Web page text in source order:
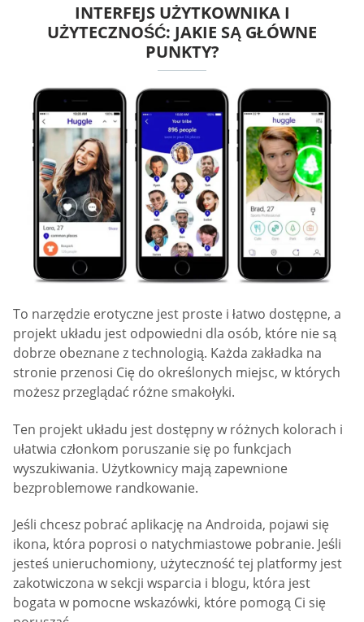
INTERFEJS UŻYTKOWNIKA I
UŻYTECZNOŚĆ: JAKIE SĄ GŁÓWNE
PUNKTY?
To narzędzie erotyczne jest proste i łatwo dostępne, a
projekt układu jest odpowiedni dla osób, które nie są
dobrze obeznane z technologią. Każda zakładka na
stronie przenosi Cię do określonych miejsc, w których
możesz przeglądać różne smakołyki.
Ten projekt układu jest dostępny w różnych kolorach i
ułatwia członkom poruszanie się po funkcjach
wyszukiwania. Użytkownicy mają zapewnione
bezproblemowe randkowanie.
Jeśli chcesz pobrać aplikację na Androida, pojawi się
ikona, która poprosi o natychmiastowe pobranie. Jeśli
jesteś unieruchomiony, użyteczność tej platformy jest
zakotwiczona w sekcji wsparcia i blogu, która jest
bogata w pomocne wskazówki, które pomogą Ci się